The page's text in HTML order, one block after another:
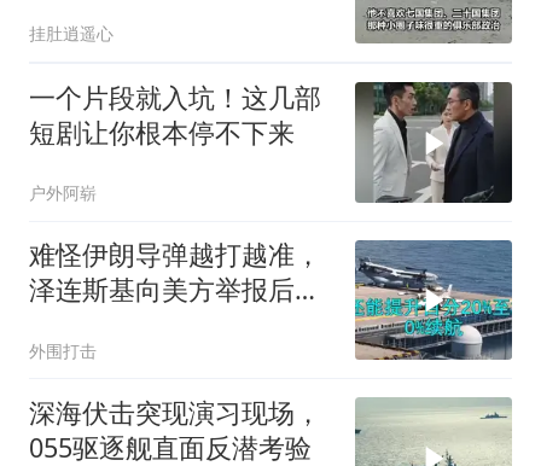
挂肚逍遥心
一个片段就入坑！这几部
短剧让你根本停不下来
户外阿崭
难怪伊朗导弹越打越准，
泽连斯基向美方举报后，
外围打击
深海伏击突现演习现场，
055驱逐舰直面反潜考验